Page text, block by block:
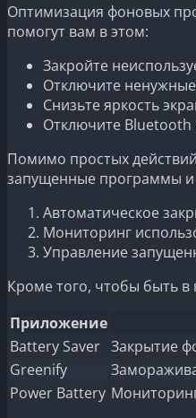
Оптимизация фоновых
помогут вам в этом:
Закройте
Отключите
Снизьте яркость
Отключите Bluetooth
Помимо простых
запущенные программы и
Автоматическое
Мониторинг
Управление
Кроме того, чтобы быть в
Приложение
Battery Saver Закрытие
Greenify
Power Battery